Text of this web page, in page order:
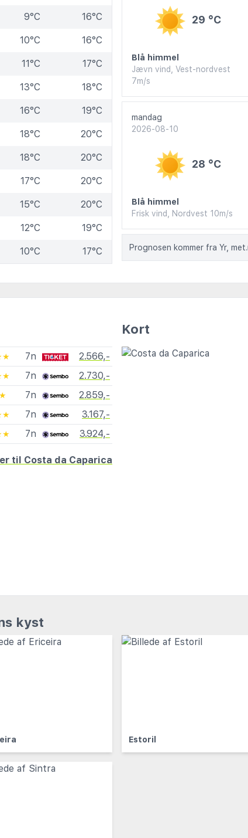
9°C 16°C
10°C 16°C
11°C 17°C
13°C 18°C
16°C 19°C
18°C 20°C
18°C 20°C
17°C 20°C
15°C 20°C
12°C 19°C
10°C 17°C
29 °C
Blå himmel
Jævn vind, Vest-nordvest
7m/s
mandag
2026-08-10
28 °C
Blå himmel
Frisk vind, Nordvest 10m/s
Prognosen kommer fra Yr,
7n
2.566,-
7n
2.730,-
7n
2.859,-
7n
3.167,-
7n 3.924,-
til Costa da Caparica
Kort
kyst
Estoril